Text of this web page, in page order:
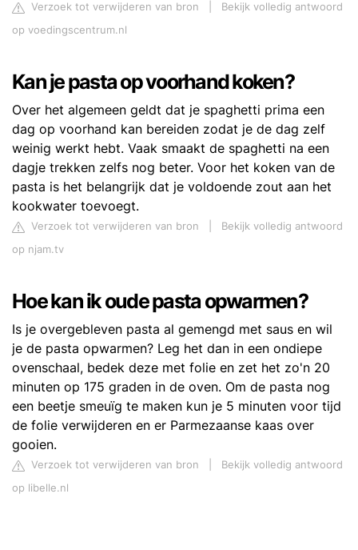
Verzoek tot verwijderen van bron
Bekijk volledig antwoord
op voedingscentrum.nl
Kan je pasta op voorhand koken?
Over het algemeen geldt dat je spaghetti prima een
dag op voorhand kan bereiden zodat je de dag zelf
weinig werkt hebt. Vaak smaakt de spaghetti na een
dagje trekken zelfs nog beter. Voor het koken van de
pasta is het belangrijk dat je voldoende zout aan het
kookwater toevoegt.
Verzoek tot verwijderen van bron
Bekijk volledig antwoord
op njam.tv
Hoe kan ik oude pasta opwarmen?
Is je overgebleven pasta al gemengd met saus en wil
je de pasta opwarmen? Leg het dan in een ondiepe
ovenschaal, bedek deze met folie en zet het zo'n 20
minuten op 175 graden in de oven. Om de pasta nog
een beetje smeuïg te maken kun je 5 minuten voor tijd
de folie verwijderen en er Parmezaanse kaas over
gooien.
Verzoek tot verwijderen van bron
Bekijk volledig antwoord
op libelle.nl